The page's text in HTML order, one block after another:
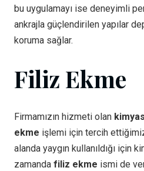
bu uygulamayı ise deneyimli
ankrajla güçlendirilen yapılar
koruma sağlar.
Filiz Ekme
Firmamızın hizmeti olan
ekme işlemi için tercih
alanda yaygın kullanıldığı için
zamanda filiz ekme ismi de